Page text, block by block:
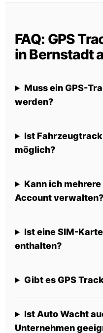
FAQ: GPS
in Bernstadt
Muss ein GPS-
werden?
Ist
möglich?
Kann ich
Account verwalten?
Ist eine SIM-
enthalten?
Gibt es GPS
Ist Auto Wacht
Unternehmen